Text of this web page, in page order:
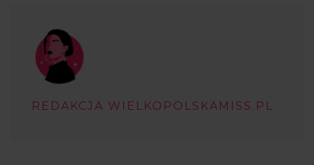
REDAKCJA WIELKOPOLSKAMISS.PL